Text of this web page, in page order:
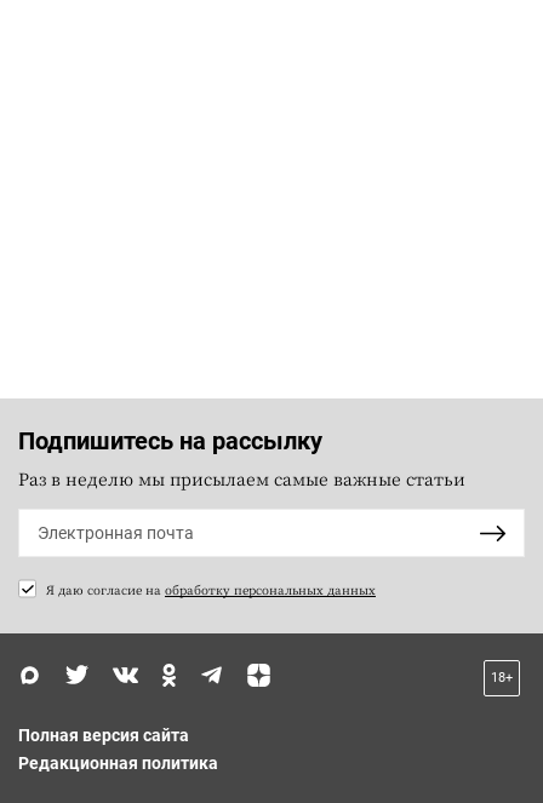
Подпишитесь на рассылку
Раз в неделю мы присылаем самые важные статьи
Я даю согласие на обработку персональных данных
18+
Полная версия сайта
Редакционная политика